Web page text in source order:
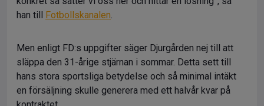
han till Fotbollskanalen.
Men enligt FD:s uppgifter säger Djurgården nej till att
släppa den 31-årige stjärnan i sommar. Detta sett till
hans stora sportsliga betydelse och så minimal intäkt
en försäljning skulle generera med ett halvår kvar på